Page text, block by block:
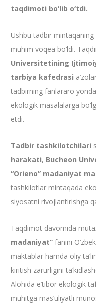
taqdimoti bo‘lib o‘tdi.
Ushbu tadbir
muhim voqea bo‘ldi.
Universitetining
tarbiya kafedrasi
tadbirning fanlararo
ekologik masalalarga
etdi.
Tadbir tashkilotchilari
harakati, Bucheon
“Orieno” madaniyat
tashkilotlar mintaqada
siyosatni rivojlantirishga
Taqdimot davomida
madaniyat” fanini
maktablar hamda oliy
kiritish zarurligini
Alohida e’tibor ekologik
muhitga mas’uliyatli